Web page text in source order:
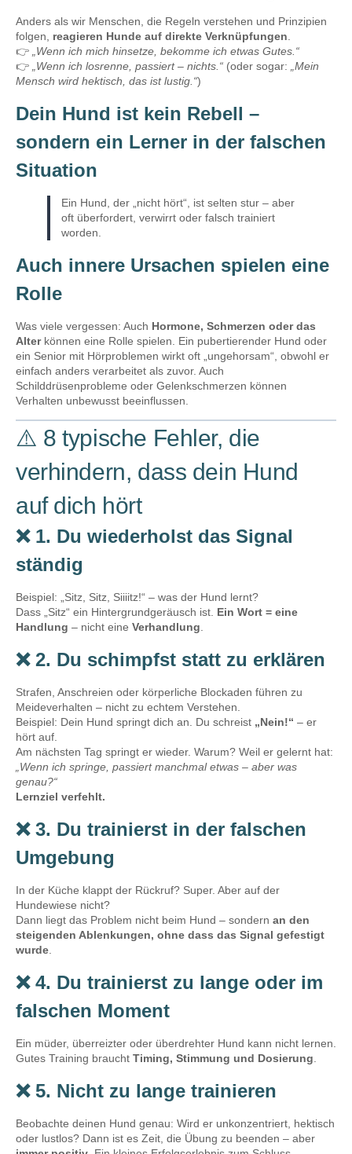
Anders als wir Menschen, die Regeln verstehen und Prinzipien
folgen, reagieren Hunde auf direkte Verknüpfungen
👉
„Wenn ich mich hinsetze, bekomme ich etwas Gutes.“
👉
„Wenn ich losrenne, passiert – nichts.“ (oder sogar:
„Mein
Mensch wird hektisch, das ist lustig.“)
Dein Hund ist kein Rebell –
sondern ein Lerner in der falschen
Situation
Ein Hund, der „nicht hört“, ist selten stur – aber
oft überfordert, verwirrt oder falsch trainiert
worden.
Auch innere Ursachen spielen eine
Rolle
Was viele vergessen: Auch Hormone, Schmerzen oder das
Alterkönnen eine Rolle spielen. Ein pubertierender Hund oder
ein Senior mit Hörproblemen wirkt oft „ungehorsam“, obwohl er
einfach anders verarbeitet als zuvor. Auch
Schilddrüsenprobleme oder Gelenkschmerzen können
Verhalten unbewusst beeinflussen.
⚠️ 8 typische Fehler, die
verhindern, dass dein Hund
auf dich hört
❌ 1. Du wiederholst das Signal
ständig
Beispiel: „Sitz, Sitz, Siiiitz!“ – was der Hund lernt?
Dass „Sitz“ ein Hintergrundgeräusch ist. Ein Wort = eine
Handlung – nicht eine Verhandlung
❌ 2. Du schimpfst statt zu erklären
Strafen, Anschreien oder körperliche Blockaden führen zu
Meideverhalten – nicht zu echtem Verstehen.
Beispiel: Dein Hund springt dich an. Du schreist „Nein!“ – er
hört auf.
Am nächsten Tag springt er wieder. Warum? Weil er gelernt hat:
„Wenn ich springe, passiert manchmal etwas – aber was
genau?“
Lernziel verfehlt.
❌ 3. Du trainierst in der falschen
Umgebung
In der Küche klappt der Rückruf? Super. Aber auf der
Hundewiese nicht?
Dann liegt das Problem nicht beim Hund – sondern an den
steigenden Ablenkungen, ohne dass das Signal gefestigt
wurde
❌ 4. Du trainierst zu lange oder im
falschen Moment
Ein müder, überreizter oder überdrehter Hund kann nicht lernen.
Gutes Training braucht Timing, Stimmung und Dosierung
❌ 5. Nicht zu lange trainieren
Beobachte deinen Hund genau: Wird er unkonzentriert, hektisch
oder lustlos? Dann ist es Zeit, die Übung zu beenden – aber